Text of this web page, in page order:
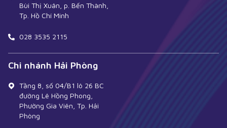
Bùi Thị Xuân, p. Bến Thành,
Tp. Hồ Chí Minh
028 3535 2115
Chi nhánh Hải Phòng
Tầng 8, số 04/B1 lô 26 BC
đường Lê Hồng Phong,
Phường Gia Viên, Tp. Hải
Phòng